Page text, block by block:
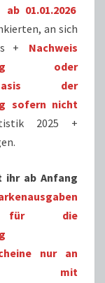
ab 01.01.2026
an sich
+
Nachweis
oder
der
sofern nicht
2025 +
ihr ab Anfang
für die
nur an
mit